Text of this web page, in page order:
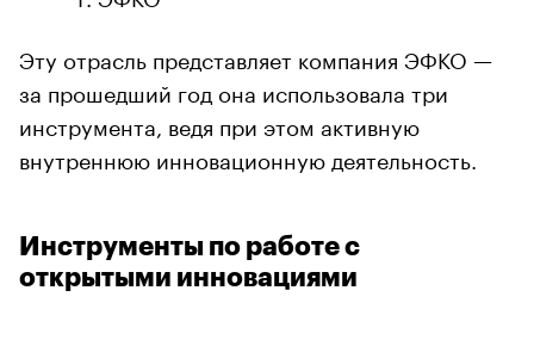
Эту отрасль представляет компания ЭФКО —
за прошедший год она использовала три
инструмента, ведя при этом активную
внутреннюю инновационную деятельность.
Инструменты по работе с
открытыми инновациями